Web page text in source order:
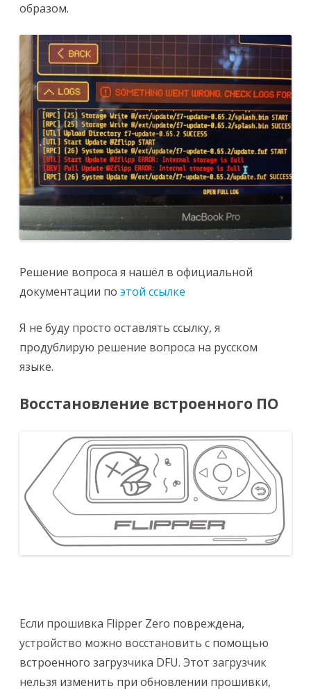
образом.
Решение вопроса я нашёл в официальной
документации по этой ссылке
Я не буду просто оставлять ссылку, я
продублирую решение вопроса на русском
языке.
Восстановление встроенного ПО
Если прошивка Flipper Zero повреждена,
устройство можно восстановить с помощью
встроенного загрузчика DFU. Этот загрузчик
нельзя изменить при обновлении прошивки,